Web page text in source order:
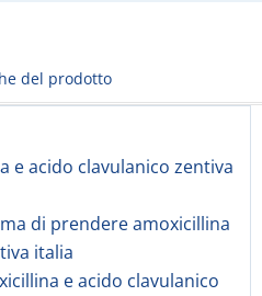
del prodotto
e acido clavulanico zentiva
di prendere amoxicillina
italia
e acido clavulanico